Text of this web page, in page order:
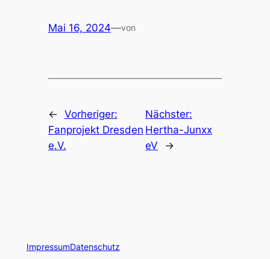
Mai 16, 2024—von
← Vorheriger:
Fanprojekt Dresden
e.V.
Nächster:
Hertha-Junxx
eV
→
ImpressumDatenschutz